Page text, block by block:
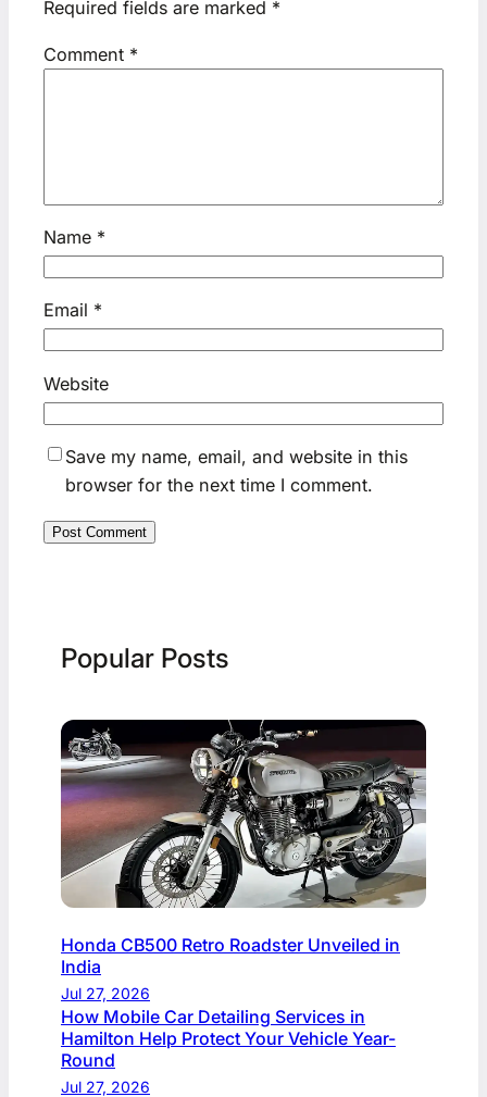
Required fields are marked *
Comment *
Name *
Email *
Website
Save my name, email, and website in this
browser for the next time I comment.
Popular Posts
Honda CB500 Retro Roadster Unveiled in
India
Jul 27, 2026
How Mobile Car Detailing Services in
Hamilton Help Protect Your Vehicle Year-
Round
Jul 27, 2026